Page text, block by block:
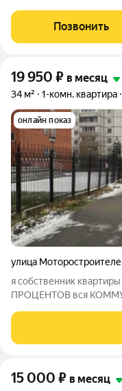
МАШИНА. ИНТЕРНЕТ
ОПЛАЧИВАЕТСЯ
Позвонить
19 950 ₽ в месяц
34 м² 1-комн. квартира
онлайн показ
улица
я собственник
ПРОЦЕНТОВ вся
15 000 ₽ в месяц